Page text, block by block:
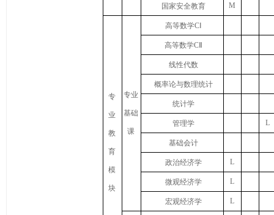
国家安全教育 M
专
业
教
育
模
块
专业
基础
课
高等数学CⅠ
高等数学CⅡ
线性代数
概率论与数理统计
统计学
管理学 L
基础会计
政治经济学 L
微观经济学 L
宏观经济学 L